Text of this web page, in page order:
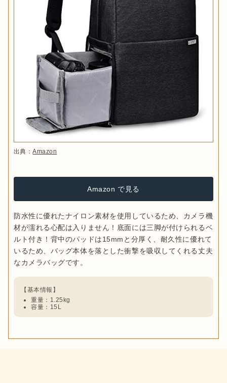
出典：Amazon
Amazon で見る
防水性に優れたナイロン素材を使用しているため、カメラ機
材が濡れる心配は入りません！底面には三脚が付けられるベ
ルト付き！背中のパッドは15mmと分厚く、耐久性に優れて
いるため、バッグ本体を落とした衝撃を吸収してくれる丈夫
重量：1.25kg
容量：15L